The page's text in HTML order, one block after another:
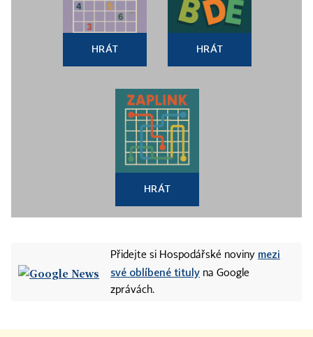
HRÁT HRÁT
HRÁT
Přidejte si Hospodářské noviny mezi
své oblíbené tituly na Google
zprávách.